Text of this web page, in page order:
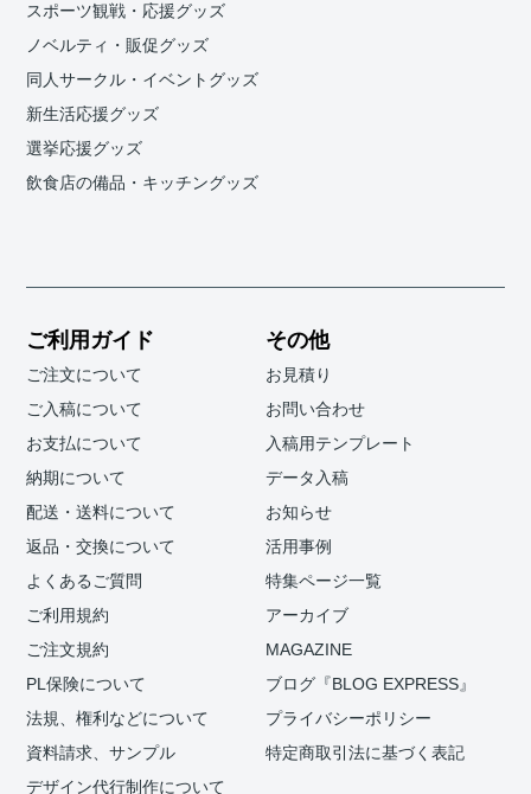
スポーツ観戦・応援グッズ
ノベルティ・販促グッズ
同人サークル・イベントグッズ
新生活応援グッズ
選挙応援グッズ
飲食店の備品・キッチングッズ
ご利用ガイド
ご注文について
ご入稿について
お支払について
納期について
配送・送料について
返品・交換について
よくあるご質問
ご利用規約
ご注文規約
PL保険について
法規、権利などについて
資料請求、サンプル
デザイン代行制作について
その他
お見積り
お問い合わせ
入稿用テンプレート
データ入稿
お知らせ
活用事例
特集ページ一覧
アーカイブ
MAGAZINE
ブログ『BLOG EXPRESS』
プライバシーポリシー
特定商取引法に基づく表記